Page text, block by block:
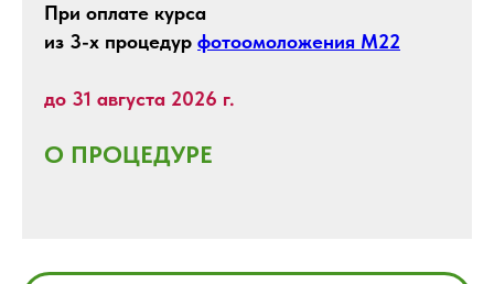
При оплате курса
из 3-х процедур фотоомоложения М22
до 31 августа 2026 г.
О ПРОЦЕДУРЕ